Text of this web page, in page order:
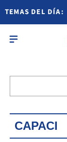
TEMAS DEL DÍA:
CAPACI